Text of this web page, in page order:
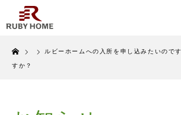
Home
ルビーホームへの入所を申し込みたいので
すか？